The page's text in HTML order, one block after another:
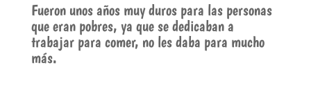
Fueron unos años muy duros para las personas
que eran pobres, ya que se dedicaban a
trabajar para comer, no les daba para mucho
más.